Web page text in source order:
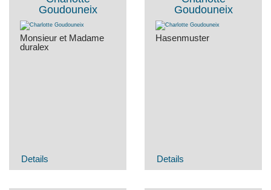
Goudouneix
Monsieur et Madame
duralex
Details
Goudouneix
Hasenmuster
Details